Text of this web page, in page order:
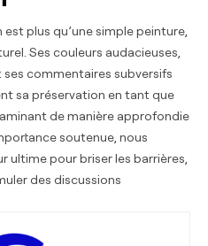
plus qu’une simple peinture,
Ses couleurs audacieuses,
commentaires subversifs
sa préservation en tant que
de manière approfondie
soutenue, nous
ultime pour briser les barrières,
des discussions